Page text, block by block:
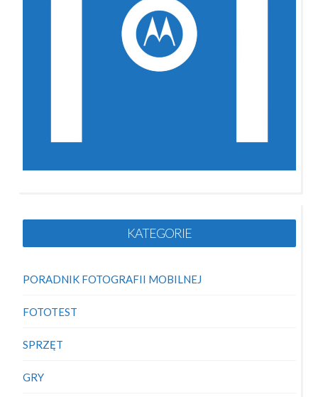
KATEGORIE
PORADNIK FOTOGRAFII MOBILNEJ
FOTOTEST
SPRZĘT
GRY